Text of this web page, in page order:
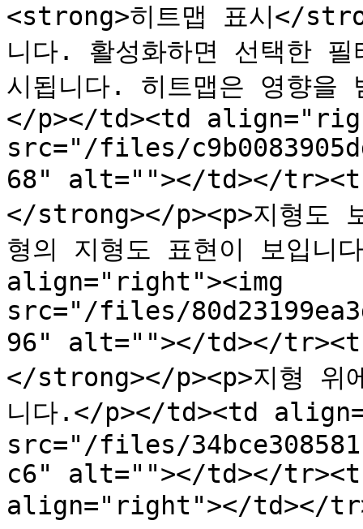
<strong>히트맵 표시</
니다. 활성화하면 선택한
시됩니다. 히트맵은 영향을
</p></td><td
src="/files/
68" alt=""></td></
</strong></p><p>지형도
형의 지형도 표현이 보입
align="right"><img
src="/files/
96" alt=""></td></
</strong></p><p>지형 위
니다.</p></td><td
src="/files/
c6" alt=""></td></
align="right"></td></